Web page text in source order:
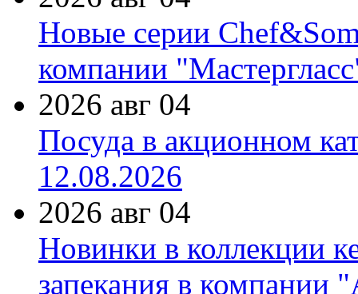
Новые серии
компании
2026 авг 04
Посуда в акционном
12.08.2026
2026 авг 04
Новинки в коллекции
запекания в компании